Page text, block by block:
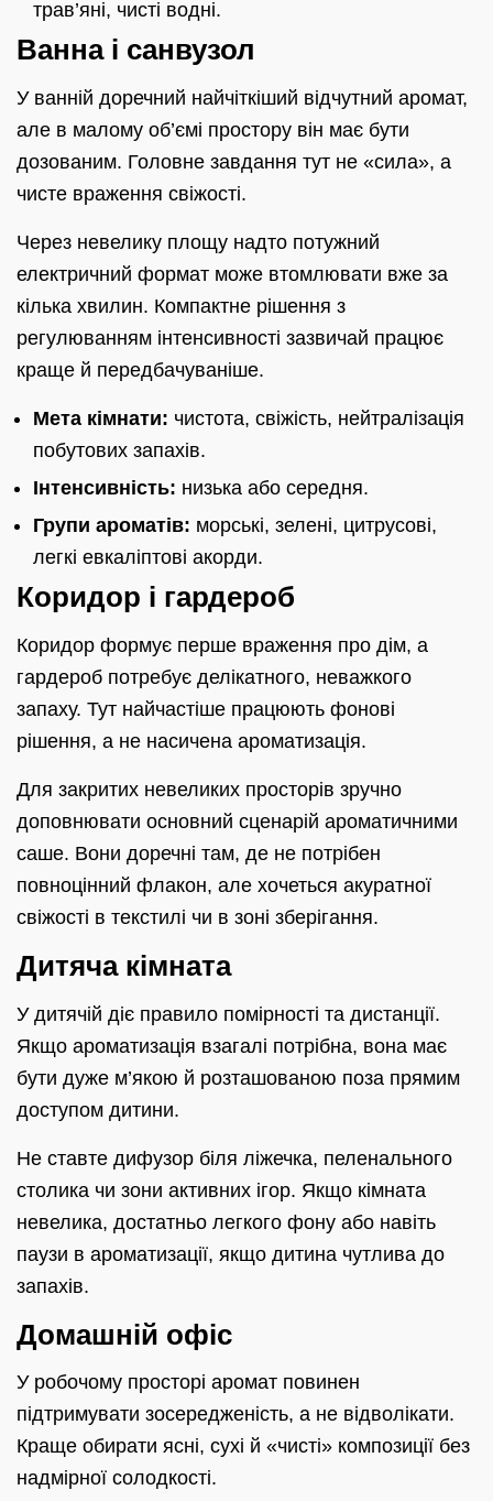
трав’яні, чисті водні.
Ванна і санвузол
У ванній доречний найчіткіший відчутний аромат,
але в малому об’ємі простору він має бути
дозованим. Головне завдання тут не «сила», а
чисте враження свіжості.
Через невелику площу надто потужний
електричний формат може втомлювати вже за
кілька хвилин. Компактне рішення з
регулюванням інтенсивності зазвичай працює
краще й передбачуваніше.
Мета кімнати: чистота, свіжість, нейтралізація
побутових запахів.
Інтенсивність: низька або середня.
Групи ароматів: морські, зелені, цитрусові,
легкі евкаліптові акорди.
Коридор і гардероб
Коридор формує перше враження про дім, а
гардероб потребує делікатного, неважкого
запаху. Тут найчастіше працюють фонові
рішення, а не насичена ароматизація.
Для закритих невеликих просторів зручно
доповнювати основний сценарій ароматичними
саше. Вони доречні там, де не потрібен
повноцінний флакон, але хочеться акуратної
свіжості в текстилі чи в зоні зберігання.
Дитяча кімната
У дитячій діє правило помірності та дистанції.
Якщо ароматизація взагалі потрібна, вона має
бути дуже м’якою й розташованою поза прямим
доступом дитини.
Не ставте дифузор біля ліжечка, пеленального
столика чи зони активних ігор. Якщо кімната
невелика, достатньо легкого фону або навіть
паузи в ароматизації, якщо дитина чутлива до
запахів.
Домашній офіс
У робочому просторі аромат повинен
підтримувати зосередженість, а не відволікати.
Краще обирати ясні, сухі й «чисті» композиції без
надмірної солодкості.